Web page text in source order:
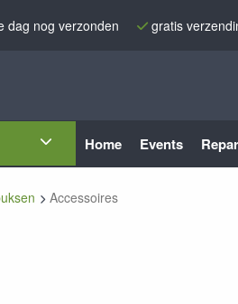
dag nog verzonden gratis
Home Events
Accessoires